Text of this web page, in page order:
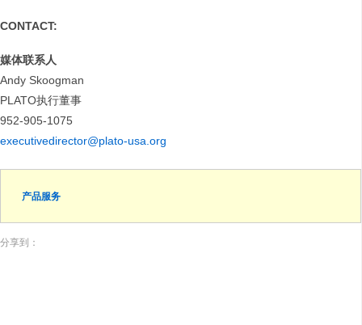
CONTACT:
媒体联系人
Andy Skoogman
PLATO执行董事
952-905-1075
executivedirector@plato-usa.org
产品服务
分享到：